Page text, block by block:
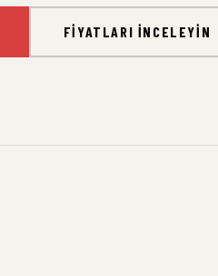
FIYATLARI İNCELEYIN